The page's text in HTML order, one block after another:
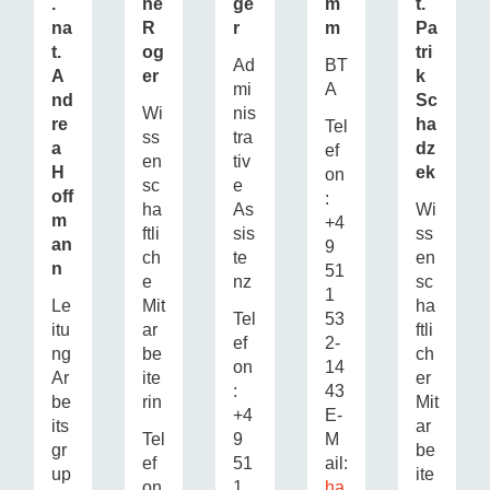
.
na
t.
A
nd
re
a
H
off
m
an
n
Le
itu
ng
Ar
be
its
gr
up
ne
R
og
er
Wi
ss
en
sc
ha
ftli
ch
e
Mit
ar
be
ite
rin
Tel
ef
ge
r
Ad
mi
nis
tra
tiv
e
As
sis
te
nz
Tel
ef
on
:
+4
9
51
m
m
BT
A
Tel
ef
on
:
+4
9
51
1
53
2-
14
43
E-
M
ail:
t.
Pa
tri
k
Sc
ha
dz
ek
Wi
ss
en
sc
ha
ftli
ch
er
Mit
ar
be
ite